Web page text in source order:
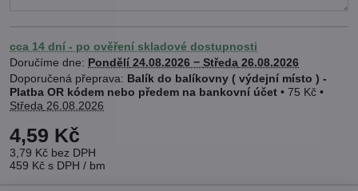
cca 14 dní - po ověření skladové dostupnosti
Doručíme dne: Pondělí 24.08.2026 − Středa 26.08.2026
Balík do balíkovny ( výdejní místo ) -
Platba OR kódem nebo předem na bankovní účet • 75 Kč •
Středa 26.08.2026
4,59 Kč
3,79 Kč bez DPH
459 Kč s DPH / bm